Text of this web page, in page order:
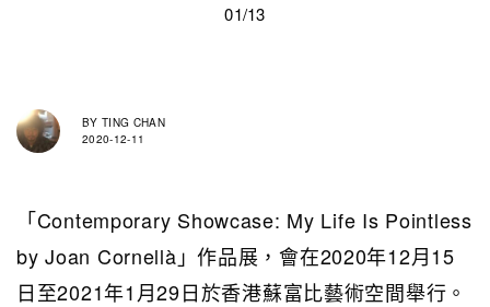
01/13
BY TING CHAN
2020-12-11
「Contemporary Showcase: My Life Is Pointless
by Joan Cornellà」作品展，會在2020年12月15
日至2021年1月29日於香港蘇富比藝術空間舉行。